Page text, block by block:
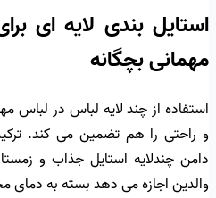
استایل بندی لایه ای
مهمانی بچگانه
استفاده از چند لایه لباس در لباس
و راحتی را هم تضمین می کند.
دامن چندلایه استایل جذاب و
والدین اجازه می دهد بسته به دمای